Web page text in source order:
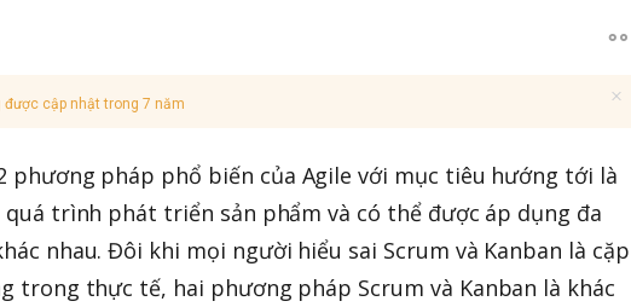
được cập nhật trong 7 năm
phương pháp phổ biến của Agile với mục tiêu hướng tới là
trình phát triển sản phẩm và có thể được áp dụng đa
nhau. Đôi khi mọi người hiểu sai Scrum và Kanban là cặp
trong thực tế, hai phương pháp Scrum và Kanban là khác